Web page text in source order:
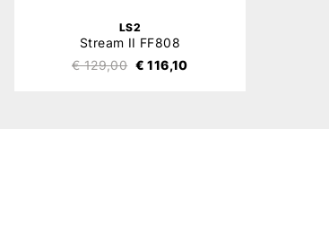
LS2
Stream II FF808
€ 129,00 € 116,10